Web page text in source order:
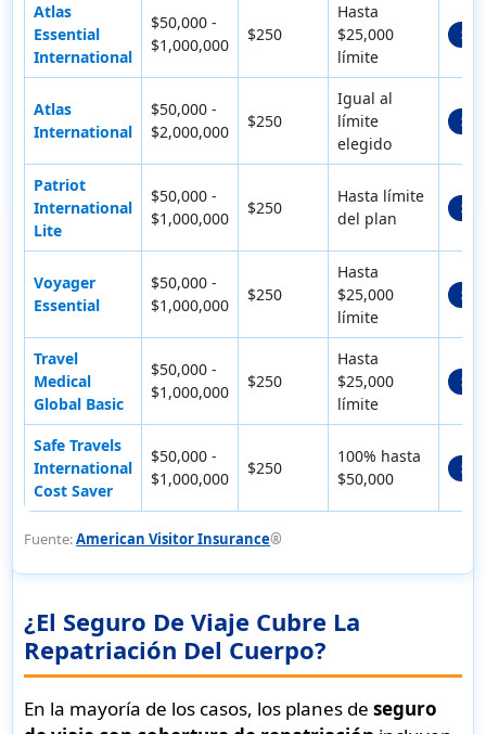
Atlas
Essential
International
$50,000 -
$1,000,000
$250
Hasta
$25,000
límite
Atlas
International
$50,000 -
$2,000,000
$250
Igual al
límite
elegido
Patriot
International
Lite
$50,000 -
$1,000,000
$250
Hasta límite
del plan
Voyager
Essential
$50,000 -
$1,000,000
$250
Hasta
$25,000
límite
Travel
Medical
Global Basic
$50,000 -
$1,000,000
$250
Hasta
$25,000
límite
Safe Travels
International
Cost Saver
$50,000 -
$1,000,000
$250
100% hasta
$50,000
Fuente:American Visitor Insurance®
¿El Seguro De Viaje Cubre La
Repatriación Del Cuerpo?
En la mayoría de los casos, los planes deseguro